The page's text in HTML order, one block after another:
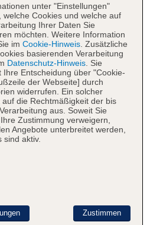
errichtet. Das Hotel bietet
20 Einzel- und 65
die mit einem Aufzug
die Uhr steht den Gästen
Personal an
Rat zur Seite, das Ein-
am Tag möglich. Zur
Gepäckaufbewahrung und
die Gäste Zugang
bei der Buchung von
geboten. Das Haus
von behindertengerechten
Einrichtungen
Einrichtung der
Bibliothek. Wer mit dem
unter "Einstellungen"
Cookies und welche auf
Ihrer Daten Sie
möchten. Weitere Information
im Cookie-Hinweis. Zusätzliche
basierenden Verarbeitung
Datenschutz-Hinweis. Sie
Entscheidung über "Cookie-
der Webseite] durch
widerrufen. Ein solcher
die Rechtmäßigkeit der bis
aus. Soweit Sie
Zustimmung verweigern,
Angebote unterbreitet werden,
sind aktiv.
Zustimmen